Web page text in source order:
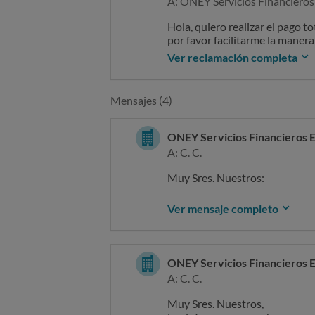
Hola, quiero realizar el pago
por favor facilitarme la
Ver reclamación completa
Mensajes (4)
ONEY Servicios Financieros
A: C. C.
Muy Sres. Nuestros:
Acusamos recibo de su
LOPEZ con fecha de entrada
mismo, de conformidad con
atención al cliente y del
Para cualquier duda o
electrónico saconey@oney.es
Ver mensaje completo
ONEY Servicios Financieros
A: C. C.
Muy Sres. Nuestros,